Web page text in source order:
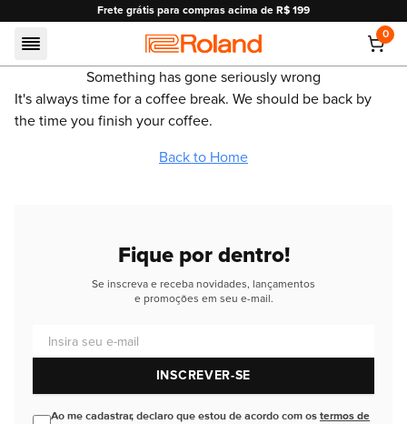
Frete grátis para compras acima de R$ 199
Roland
0
Something has gone seriously wrong
It's always time for a coffee break. We should be back by
the time you finish your coffee.
Back to Home
Fique por dentro!
Se inscreva e receba novidades, lançamentos
e promoções em seu e-mail.
INSCREVER-SE
Ao me cadastrar, declaro que estou de acordo com os termos de